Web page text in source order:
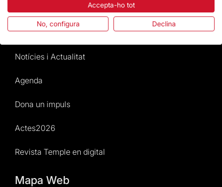
Normativa i condicions de compra
Notícies i Actualitat
Agenda
Dona un impuls
Actes2026
Revista Temple en digital
Mapa Web
Accepta-ho tot
No, configura Declina